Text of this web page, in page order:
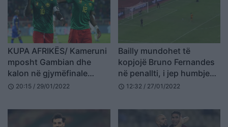
KUPA AFRIKËS/ Kameruni
mposht Gambian dhe
kalon në gjymëfinale
(VIDEO)
schedule 20:15 / 29/01/2022
Bailly mundohet të
kopjojë Bruno Fernandes
në penallti, i jep humbjen
ekipit të tij (VIDEO)
schedule 12:32 / 27/01/2022